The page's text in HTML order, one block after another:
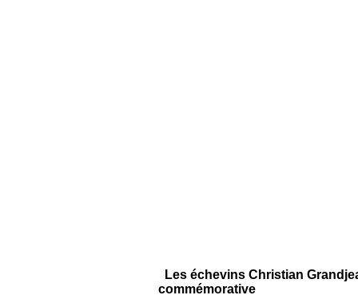
Les échevins Christian
commémorative